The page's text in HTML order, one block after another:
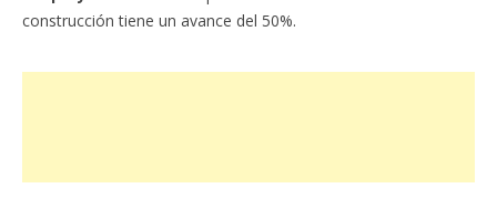
construcción tiene un avance del 50%.